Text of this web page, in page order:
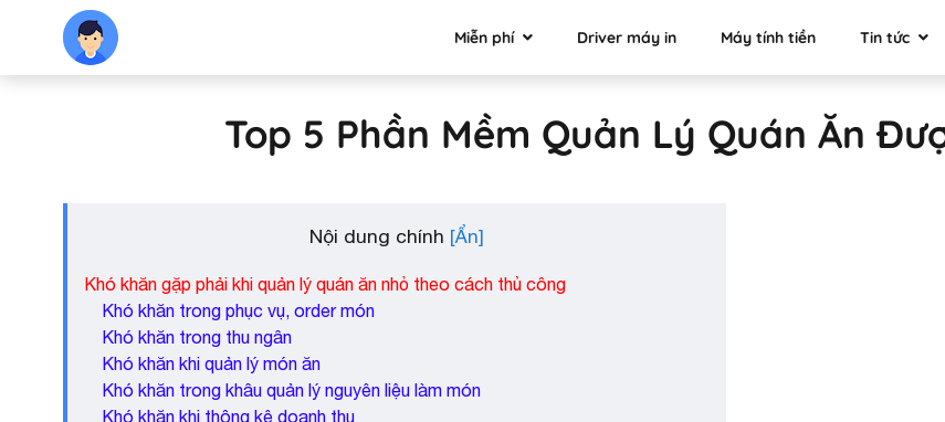
Miễn phí Driver máy in Máy tính tiền Tin tức
Top 5 Phần Mềm Quản Lý Quán Ăn
Nội dung chính
Khó khăn gặp phải khi quản lý quán ăn nhỏ theo cách thủ công
Khó khăn trong phục vụ, order món
Khó khăn trong thu ngân
Khó khăn khi quản lý món ăn
Khó khăn trong khâu quản lý nguyên liệu làm món
Khó khăn khi thông kê doanh thu